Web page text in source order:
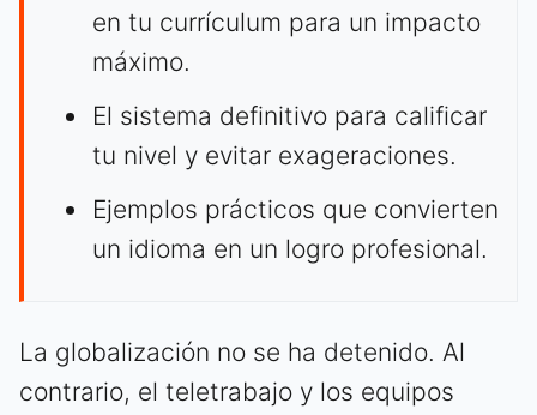
en tu currículum para un impacto
máximo.
El sistema definitivo para calificar
tu nivel y evitar exageraciones.
Ejemplos prácticos que convierten
un idioma en un logro profesional.
La globalización no se ha detenido. Al
contrario, el teletrabajo y los equipos